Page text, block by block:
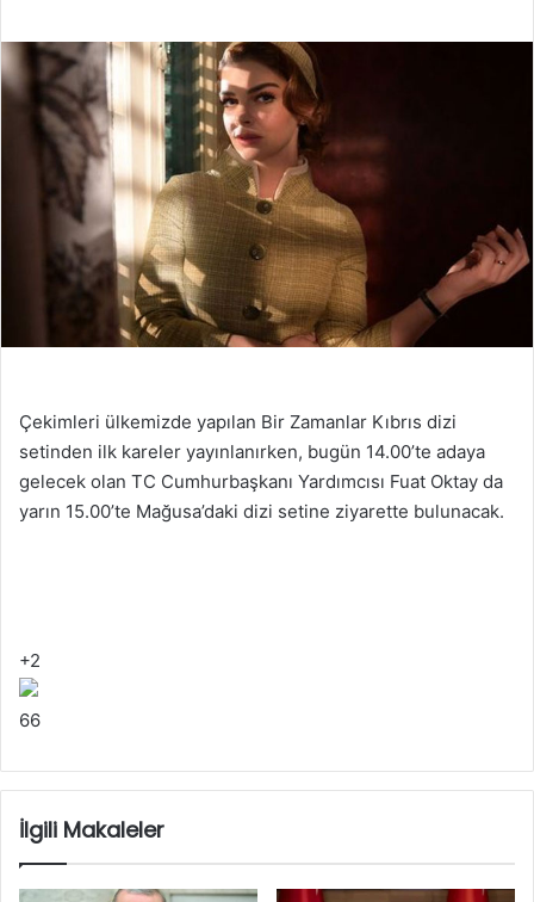
Çekimleri ülkemizde yapılan Bir Zamanlar Kıbrıs dizi
setinden ilk kareler yayınlanırken, bugün 14.00’te adaya
gelecek olan TC Cumhurbaşkanı Yardımcısı Fuat Oktay da
yarın 15.00’te Mağusa’daki dizi setine ziyarette bulunacak.
+2
66
İlgili Makaleler